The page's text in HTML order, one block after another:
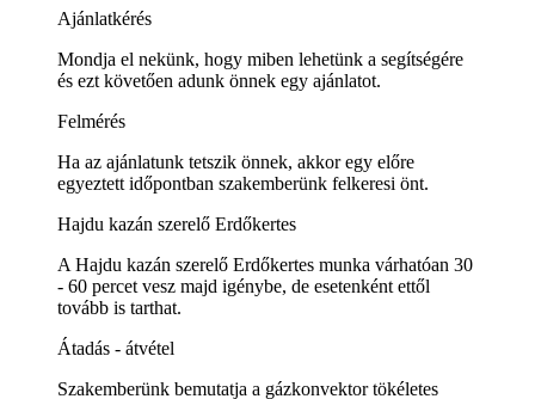
Ajánlatkérés
Mondja el nekünk, hogy miben lehetünk a segítségére
és ezt követően adunk önnek egy ajánlatot.
Felmérés
Ha az ajánlatunk tetszik önnek, akkor egy előre
egyeztett időpontban szakemberünk felkeresi önt.
Hajdu kazán szerelő Erdőkertes
A Hajdu kazán szerelő Erdőkertes munka várhatóan 30
- 60 percet vesz majd igénybe, de esetenként ettől
tovább is tarthat.
Átadás - átvétel
Szakemberünk bemutatja a gázkonvektor tökéletes